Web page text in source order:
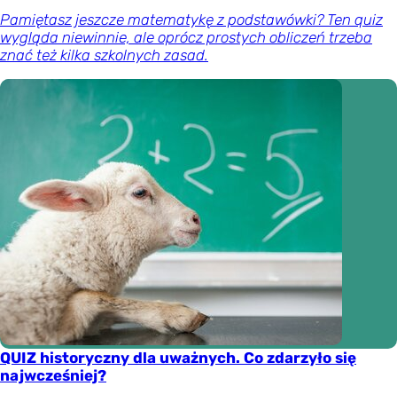
Pamiętasz jeszcze matematykę z podstawówki? Ten quiz
wygląda niewinnie, ale oprócz prostych obliczeń trzeba
znać też kilka szkolnych zasad.
QUIZ historyczny dla uważnych. Co zdarzyło się
najwcześniej?